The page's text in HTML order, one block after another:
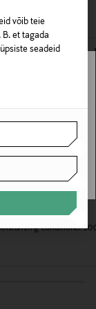
võib teie
et tagada
seadeid
Conditioner